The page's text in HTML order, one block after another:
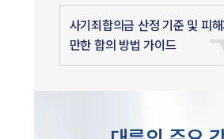
사기죄합의금 산정 기준 및 피
만한 합의 방법 가이드